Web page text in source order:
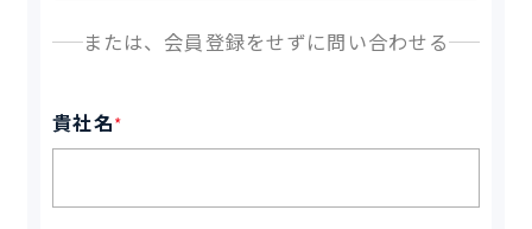
または、会員登録をせずに問い合わせる
貴社名*